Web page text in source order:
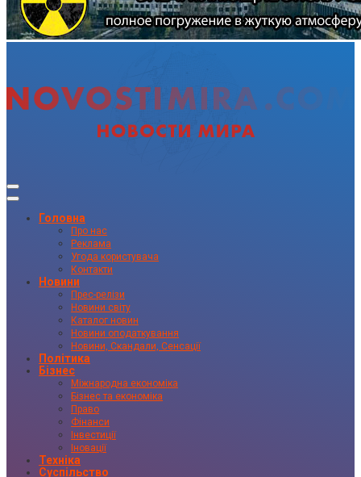
Головна
Про нас
Реклама
Угода користувача
Контакти
Новини
Прес-релізи
Новини світу
Каталог новин
Новини оподаткування
Новини, Скандали, Сенсації
Політика
Бізнес
Міжнародна економіка
Бізнес та економіка
Право
Фінанси
Інвестиції
Іновації
Техніка
Суспільство